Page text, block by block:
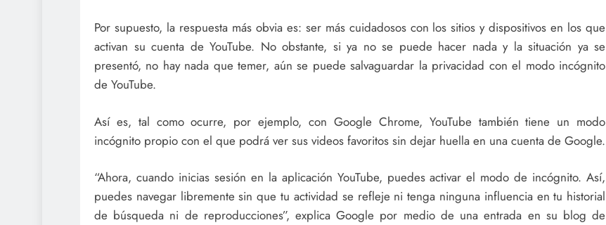
Por supuesto, la respuesta más obvia es: ser más cuidadosos con los sitios y dispositivos en los que
activan su cuenta de YouTube. No obstante, si ya no se puede hacer nada y la situación ya se
presentó, no hay nada que temer, aún se puede salvaguardar la privacidad con el modo incógnito
de YouTube.
Así es, tal como ocurre, por ejemplo, con Google Chrome, YouTube también tiene un modo
incógnito propio con el que podrá ver sus videos favoritos sin dejar huella en una cuenta de Google.
“Ahora, cuando inicias sesión en la aplicación YouTube, puedes activar el modo de incógnito. Así,
puedes navegar libremente sin que tu actividad se refleje ni tenga ninguna influencia en tu historial
de búsqueda ni de reproducciones”, explica Google por medio de una entrada en su blog de